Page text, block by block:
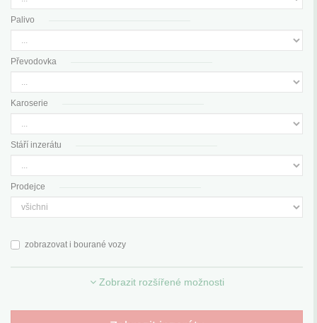
Palivo
Převodovka
Karoserie
Stáří inzerátu
Prodejce
zobrazovat i bourané vozy
Zobrazit rozšířené možnosti